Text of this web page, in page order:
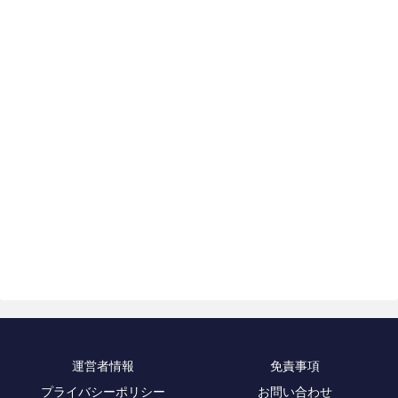
運営者情報
免責事項
プライバシーポリシー
お問い合わせ